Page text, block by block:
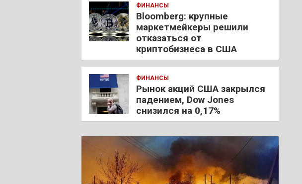
ФИНАНСЫ
Bloomberg: крупные
маркетмейкеры решили
отказаться от
криптобизнеса в США
ФИНАНСЫ
Рынок акций США закрылся
падением, Dow Jones
снизился на 0,17%